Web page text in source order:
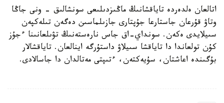
اتالعان ەلدەردە تاياقشانىڭ ماڭىزدىلىعى سونشالىق - ونى جاڭا
وتاۋ قۇرعان جاستارعا جۇپتارى جازىلماسىن دەگەن تىلەكپەن
سىيلايدى ەكەن. سونداي-اق جاس نارەستەنىڭ تۋىلعانىنا ءجۇز
كۇن تولعاندا دا تاياقشا سىيلاۋ داستۇرگە اينالعان. تاياقشالار
بۇگىندە اعاشتان، سۇيەكتەن، ءتىپتى مەتالدان دا جاسالادى.